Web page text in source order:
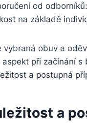
od
na základě
vybraná obuv a
při začínání s
a